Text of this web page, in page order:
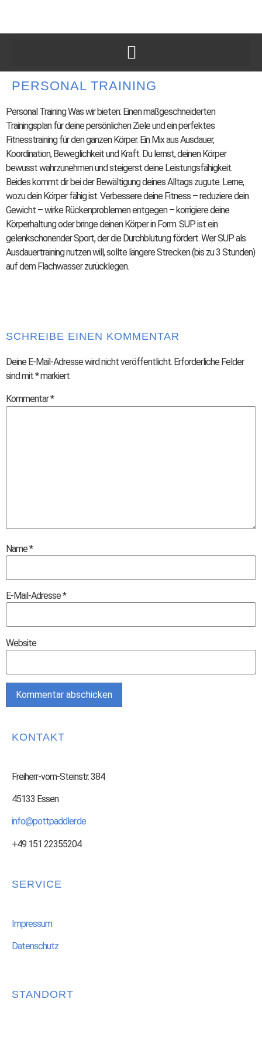
PERSONAL TRAINING
Personal Training Was wir bieten: Einen maßgeschneiderten
Trainingsplan für deine persönlichen Ziele und ein perfektes
Fitnesstraining für den ganzen Körper. Ein Mix aus Ausdauer,
Koordination, Beweglichkeit und Kraft. Du lernst, deinen Körper
bewusst wahrzunehmen und steigerst deine Leistungsfähigkeit.
Beides kommt dir bei der Bewältigung deines Alltags zugute. Lerne,
wozu dein Körper fähig ist. Verbessere deine Fitness – reduziere dein
Gewicht – wirke Rückenproblemen entgegen – korrigiere deine
Körperhaltung oder bringe deinen Körper in Form. SUP ist ein
gelenkschonender Sport, der die Durchblutung fördert. Wer SUP als
Ausdauertraining nutzen will, sollte längere Strecken (bis zu 3 Stunden)
auf dem Flachwasser zurücklegen.
SCHREIBE EINEN KOMMENTAR
Deine E-Mail-Adresse wird nicht veröffentlicht. Erforderliche Felder
sind mit*markiert
Kommentar*
Name*
E-Mail-Adresse*
Website
KONTAKT
Freiherr-vom-Steinstr. 384
45133 Essen
info@pottpaddler.de
+49 151 22355204
SERVICE
Impressum
Datenschutz
STANDORT